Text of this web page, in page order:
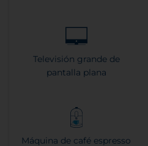
Televisión grande de
pantalla plana
Máquina de café espresso